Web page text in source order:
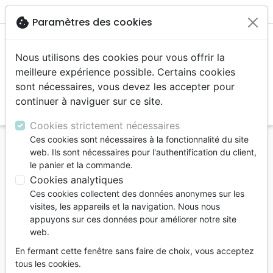
menu
Accueil Auteurs Nolent David
David Nolent
Liste des produits par auteur
Filtrertune
Croissance
spirituelle
Livres
Adultes
cookie Paramètres des cookies
Nous utilisons des cookies pour vous offrir la
meilleure expérience possible. Certains cookies
sont nécessaires, vous devez les accepter pour
continuer à naviguer sur ce site.
Cookies strictement nécessaires
Ces cookies sont nécessaires à la fonctionnalité du site
web. Ils sont nécessaires pour l'authentification du client,
le panier et la commande.
Cookies analytiques
Ces cookies collectent des données anonymes sur les
visites, les appareils et la navigation. Nous nous
appuyons sur ces données pour améliorer notre site
web.
En fermant cette fenêtre sans faire de choix, vous acceptez
tous les cookies.